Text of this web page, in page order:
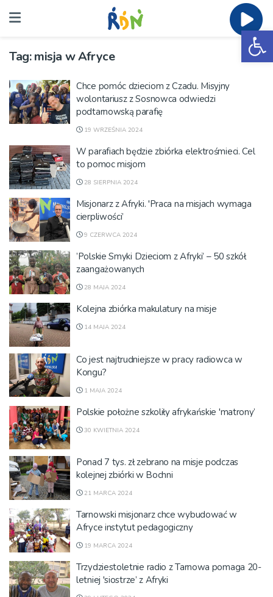
Tag:misja w Afryce
Chce pomóc dzieciom z Czadu. Misyjny
wolontariusz z Sosnowca odwiedzi
podtarnowską parafię
19 WRZEŚNIA 2024
W parafiach będzie zbiórka elektrośmieci. Cel
to pomoc misjom
28 SIERPNIA 2024
Misjonarz z Afryki. 'Praca na misjach wymaga
cierpliwości’
9 CZERWCA 2024
’Polskie Smyki Dzieciom z Afryki’ – 50 szkół
zaangażowanych
28 MAJA 2024
Kolejna zbiórka makulatury na misje
14 MAJA 2024
Co jest najtrudniejsze w pracy radiowca w
Kongu?
1 MAJA 2024
Polskie położne szkoliły afrykańskie 'matrony’
30 KWIETNIA 2024
Ponad 7 tys. zł zebrano na misje podczas
kolejnej zbiórki w Bochni
21 MARCA 2024
Tarnowski misjonarz chce wybudować w
Afryce instytut pedagogiczny
19 MARCA 2024
Trzydziestoletnie radio z Tarnowa pomaga 20-
letniej 'siostrze’ z Afryki